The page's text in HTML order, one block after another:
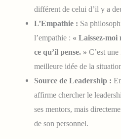
différent de celui d’il y a
L’Empathie : Sa
l’empathie : « Laissez-moi
ce qu’il pense. » C’est
meilleure idée de la
Source de Leadership :
affirme chercher le
ses mentors, mais
de son personnel.